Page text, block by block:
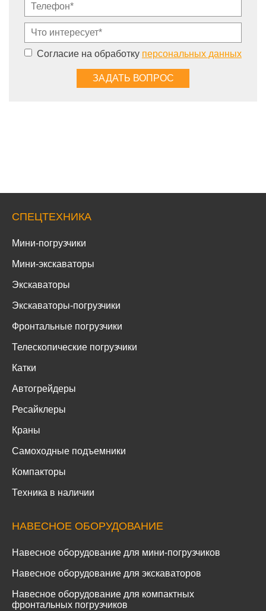
Согласие на обработку персональных данных
СПЕЦТЕХНИКА
Мини-погрузчики
Мини-экскаваторы
Экскаваторы
Экскаваторы-погрузчики
Фронтальные погрузчики
Телескопические погрузчики
Катки
Автогрейдеры
Ресайклеры
Краны
Самоходные подъемники
Компакторы
Техника в наличии
НАВЕСНОЕ ОБОРУДОВАНИЕ
Навесное оборудование для мини-погрузчиков
Навесное оборудование для экскаваторов
Навесное оборудование для компактных
фронтальных погрузчиков